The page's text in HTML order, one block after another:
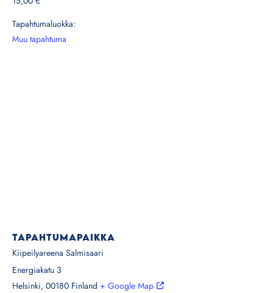
Tapahtumaluokka:
Muu tapahtuma
TAPAHTUMAPAIKKA
Kiipeilyareena Salmisaari
Energiakatu 3
Helsinki, 00180 Finland + Google Map